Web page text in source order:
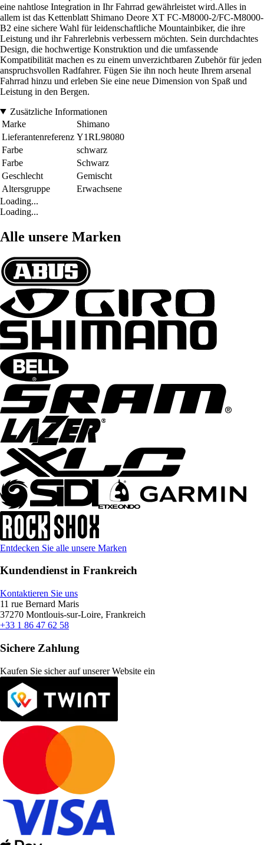
eine nahtlose Integration in Ihr Fahrrad gewährleistet wird.Alles in
allem ist das Kettenblatt Shimano Deore XT FC-M8000-2/FC-M8000-
B2 eine sichere Wahl für leidenschaftliche Mountainbiker, die ihre
Leistung und ihr Fahrerlebnis verbessern möchten. Sein durchdachtes
Design, die hochwertige Konstruktion und die umfassende
Kompatibilität machen es zu einem unverzichtbaren Zubehör für jeden
anspruchsvollen Radfahrer. Fügen Sie ihn noch heute Ihrem arsenal
Fahrrad hinzu und erleben Sie eine neue Dimension von Spaß und
Leistung in den Bergen.
Zusätzliche Informationen
Marke
Shimano
Lieferantenreferenz Y1RL98080
Farbe
schwarz
Farbe
Schwarz
Geschlecht
Gemischt
Altersgruppe
Erwachsene
Loading...
Loading...
Alle unsere Marken
Entdecken Sie alle unsere Marken
Kundendienst in Frankreich
Kontaktieren Sie uns
11 rue Bernard Maris
37270 Montlouis-sur-Loire, Frankreich
+33 1 86 47 62 58
Sichere Zahlung
Kaufen Sie sicher auf unserer Website ein